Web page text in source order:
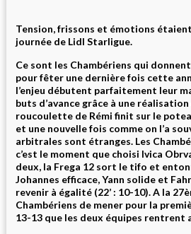
Tension, frissons et émotions
journée de Lidl Starligue.
Ce sont les Chambériens qui
pour fêter une dernière fois cette
l’enjeu débutent parfaitement leur
buts d’avance grâce à une
roucoulette de Rémi finit sur le
et une nouvelle fois comme on l’a
arbitrales sont étranges. Les
c’est le moment que choisi Ivica
deux, la Frega 12 sort le tifo et
Johannes efficace, Yann solide et
revenir à égalité (22’ : 10-10). A la
Chambériens de mener pour la
13-13 que les deux équipes rentrent